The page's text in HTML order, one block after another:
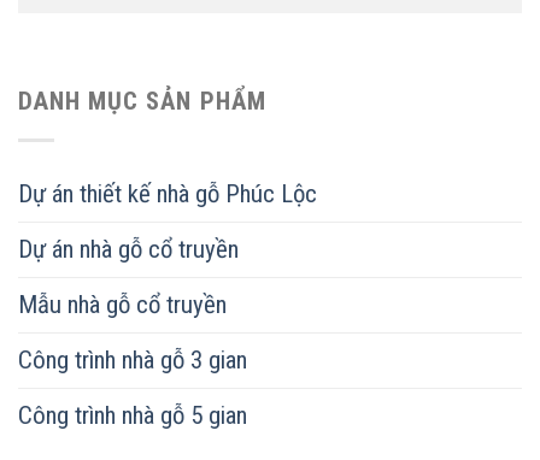
DANH MỤC SẢN PHẨM
Dự án thiết kế nhà gỗ Phúc Lộc
Dự án nhà gỗ cổ truyền
Mẫu nhà gỗ cổ truyền
Công trình nhà gỗ 3 gian
Công trình nhà gỗ 5 gian